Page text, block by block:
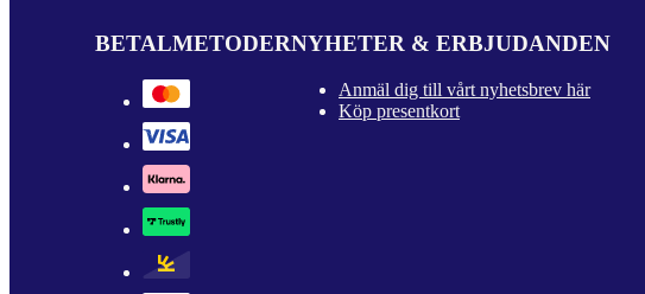
BETALMETODERNYHETER & ERBJUDANDEN
Anmäl dig till vårt nyhetsbrev här
Köp presentkort